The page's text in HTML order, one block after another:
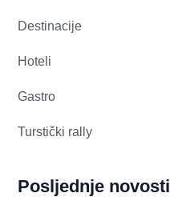
Destinacije
Hoteli
Gastro
Turstički rally
Posljednje novosti